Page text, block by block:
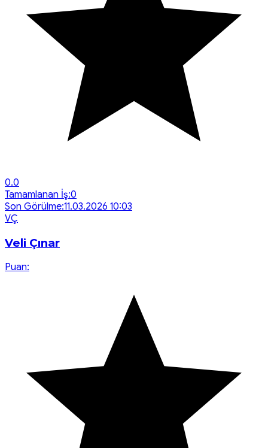
0.0
Tamamlanan İş:0
Son Görülme:11.03.2026 10:03
VÇ
Veli Çınar
Puan: